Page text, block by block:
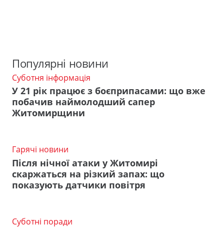
Популярні новини
Суботня інформація
У 21 рік працює з боєприпасами: що вже
побачив наймолодший сапер
Житомирщини
Гарячі новини
Після нічної атаки у Житомирі
скаржаться на різкий запах: що
показують датчики повітря
Суботні поради